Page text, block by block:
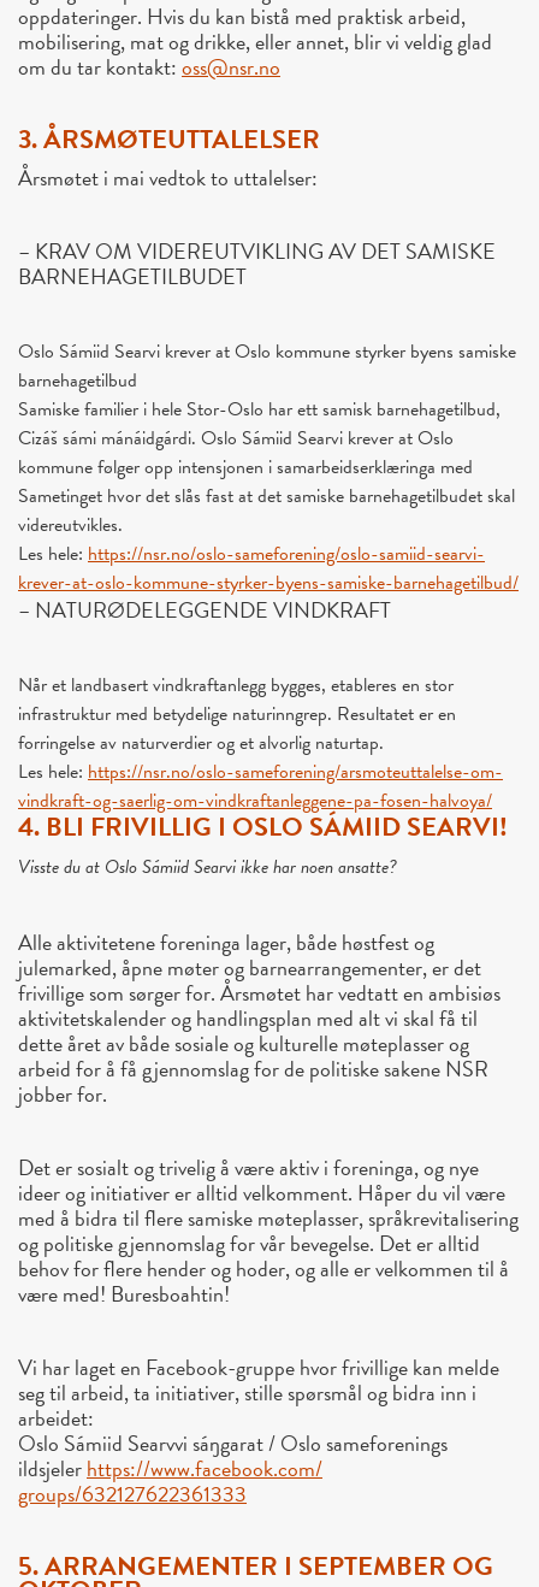
oppdateringer. Hvis du kan bistå med praktisk arbeid,
mobilisering, mat og drikke, eller annet, blir vi veldig glad
om du tar kontakt:oss@nsr.no
3. ÅRSMØTEUTTALELSER
Årsmøtet i mai vedtok to uttalelser:
– KRAV OM VIDEREUTVIKLING AV DET SAMISKE
BARNEHAGETILBUDET
Oslo Sámiid Searvi krever at Oslo kommune styrker byens samiske
barnehagetilbud
Samiske familier i hele Stor-Oslo har ett samisk barnehagetilbud,
Cizáš sámi mánáidgárdi. Oslo Sámiid Searvi krever at Oslo
kommune følger opp intensjonen i samarbeidserklæringa med
Sametinget hvor det slås fast at det samiske barnehagetilbudet skal
videreutvikles.
Les hele: https://nsr.no/oslo-sameforening/oslo-samiid-searvi-
krever-at-oslo-kommune-styrker-byens-samiske-barnehagetilbud/
– NATURØDELEGGENDE VINDKRAFT
Når et landbasert vindkraftanlegg bygges, etableres en stor
infrastruktur med betydelige naturinngrep. Resultatet er en
forringelse av naturverdier og et alvorlig naturtap.
Les hele: https://nsr.no/oslo-sameforening/arsmoteuttalelse-om-
vindkraft-og-saerlig-om-vindkraftanleggene-pa-fosen-halvoya/
4. BLI FRIVILLIG I OSLO SÁMIID SEARVI!
Visste du at Oslo Sámiid Searvi ikke har noen ansatte?
Alle aktivitetene foreninga lager, både høstfest og
julemarked, åpne møter og barnearrangementer, er det
frivillige som sørger for. Årsmøtet har vedtatt en ambisiøs
aktivitetskalender og handlingsplan med alt vi skal få til
dette året av både sosiale og kulturelle møteplasser og
arbeid for å få gjennomslag for de politiske sakene NSR
jobber for.
Det er sosialt og trivelig å være aktiv i foreninga, og nye
ideer og initiativer er alltid velkomment. Håper du vil være
med å bidra til flere samiske møteplasser, språkrevitalisering
og politiske gjennomslag for vår bevegelse. Det er alltid
behov for flere hender og hoder, og alle er velkommen til å
være med! Buresboahtin!
Vi har laget en Facebook-gruppe hvor frivillige kan melde
seg til arbeid, ta initiativer, stille spørsmål og bidra inn i
arbeidet:
Oslo Sámiid Searvvi sáŋgarat / Oslo sameforenings
ildsjelerhttps://www.facebook.com/
groups/632127622361333
5. ARRANGEMENTER I SEPTEMBER OG